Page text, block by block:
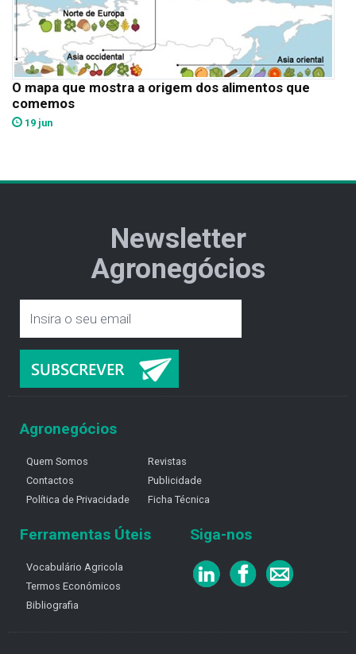
O mapa que mostra a origem dos alimentos que
comemos
19 jun
Newsletter
Agronegócios
Agronegócios
Quem Somos
Contactos
Política de Privacidade
Revistas
Publicidade
Ficha Técnica
Ferramentas Úteis
Vocabulário Agricola
Termos Económicos
Bibliografia
Siga-nos